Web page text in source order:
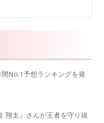
No.1予想ランキングを発
翔太』さんが王者を守り抜